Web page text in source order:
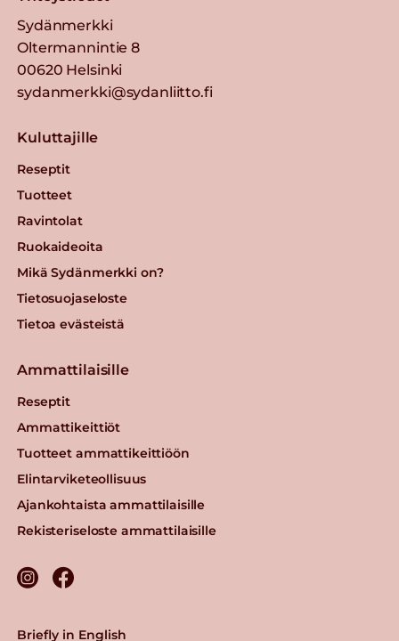
Sydänmerkki
Oltermannintie 8
00620 Helsinki
sydanmerkki@sydanliitto.fi
Kuluttajille
Reseptit
Tuotteet
Ravintolat
Ruokaideoita
Mikä Sydänmerkki on?
Tietosuojaseloste
Tietoa evästeistä
Ammattilaisille
Reseptit
Ammattikeittiöt
Tuotteet ammattikeittiöön
Elintarviketeollisuus
Ajankohtaista ammattilaisille
Rekisteriseloste ammattilaisille
Briefly in English